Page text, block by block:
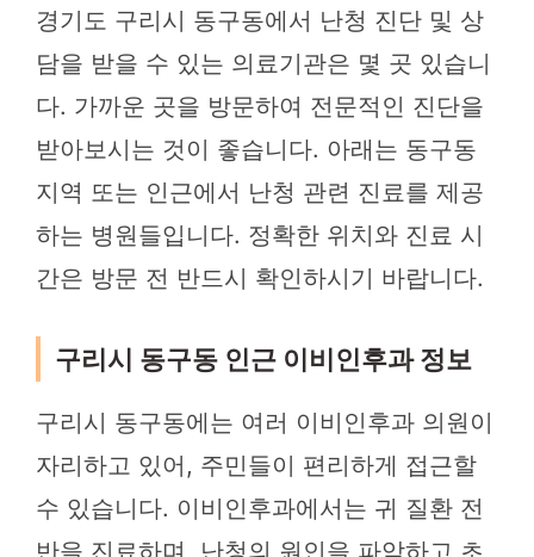
경기도 구리시 동구동에서 난청 진단 및 상
담을 받을 수 있는 의료기관은 몇 곳 있습니
다. 가까운 곳을 방문하여 전문적인 진단을
받아보시는 것이 좋습니다. 아래는 동구동
지역 또는 인근에서 난청 관련 진료를 제공
하는 병원들입니다. 정확한 위치와 진료 시
간은 방문 전 반드시 확인하시기 바랍니다.
구리시 동구동 인근 이비인후과 정보
구리시 동구동에는 여러 이비인후과 의원이
자리하고 있어, 주민들이 편리하게 접근할
수 있습니다. 이비인후과에서는 귀 질환 전
반을 진료하며, 난청의 원인을 파악하고 초